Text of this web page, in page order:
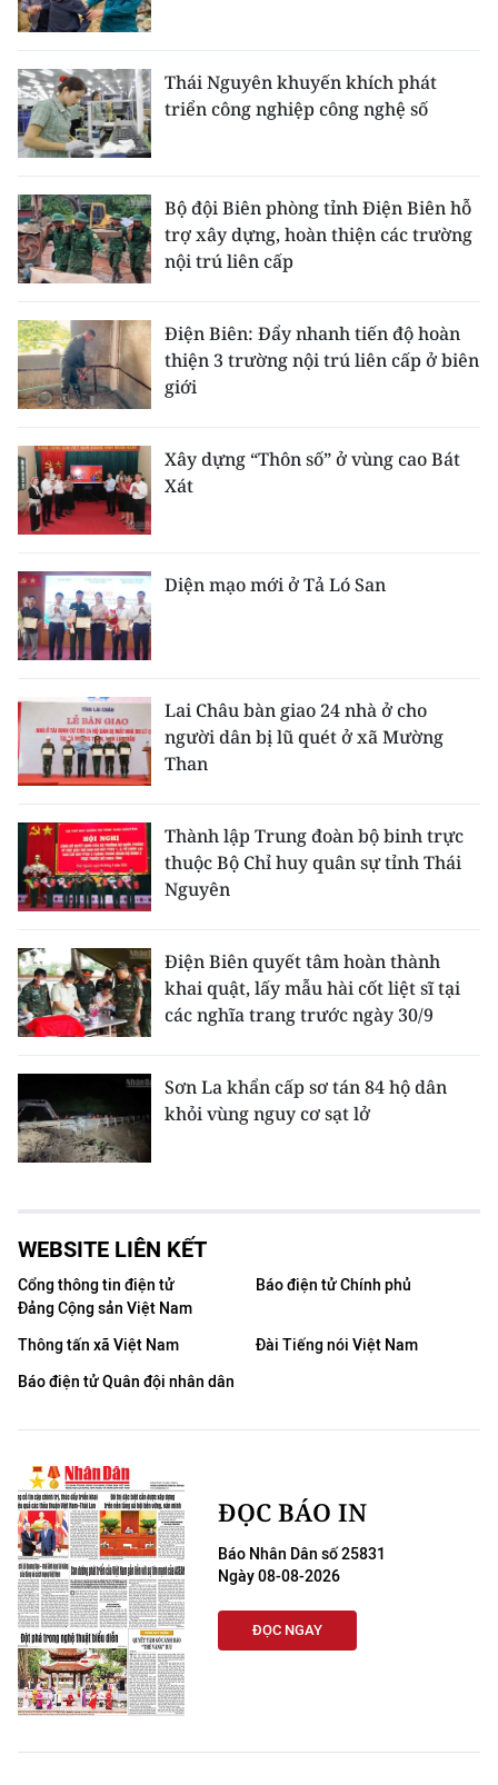
Thái Nguyên khuyến khích phát
triển công nghiệp công nghệ số
Bộ đội Biên phòng tỉnh Điện Biên hỗ
trợ xây dựng, hoàn thiện các trường
nội trú liên cấp
Điện Biên: Đẩy nhanh tiến độ hoàn
thiện 3 trường nội trú liên cấp ở biên
giới
Xây dựng “Thôn số” ở vùng cao Bát
Xát
Diện mạo mới ở Tả Ló San
Lai Châu bàn giao 24 nhà ở cho
người dân bị lũ quét ở xã Mường
Than
Thành lập Trung đoàn bộ binh trực
thuộc Bộ Chỉ huy quân sự tỉnh Thái
Nguyên
Điện Biên quyết tâm hoàn thành
khai quật, lấy mẫu hài cốt liệt sĩ tại
các nghĩa trang trước ngày 30/9
Sơn La khẩn cấp sơ tán 84 hộ dân
khỏi vùng nguy cơ sạt lở
WEBSITE LIÊN KẾT
Cổng thông tin điện tử
Đảng Cộng sản Việt Nam
Báo điện tử Chính phủ
Thông tấn xã Việt Nam
Đài Tiếng nói Việt Nam
Báo điện tử Quân đội nhân dân
ĐỌC BÁO IN
Báo Nhân Dân số 25831
Ngày 08-08-2026
ĐỌC NGAY